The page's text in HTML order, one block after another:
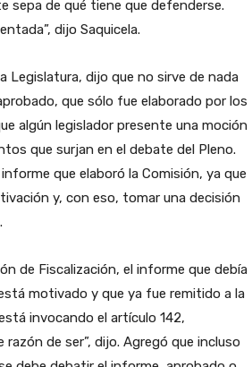
sepa de qué tiene que defenderse.
dijo Saquicela.
Legislatura, dijo que no sirve de nada
que sólo fue elaborado por los
algún legislador presente una moción
que surjan en el debate del Pleno.
que elaboró la Comisión, ya que
y, con eso, tomar una decisión
de Fiscalización, el informe que debía
motivado y que ya fue remitido a la
invocando el artículo 142,
de ser”, dijo. Agregó que incluso